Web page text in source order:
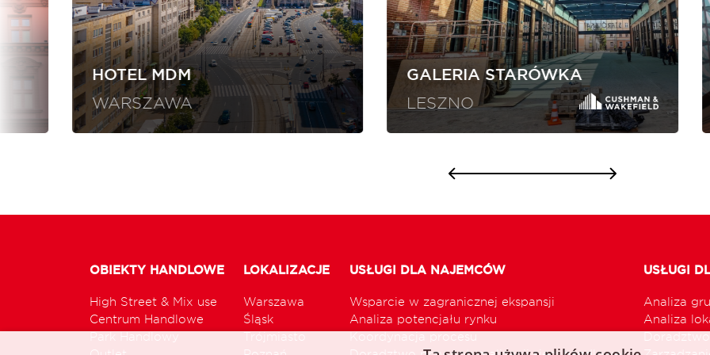
HOTEL MDM
WARSZAWA
GALERIA STARÓWKA
LESZNO
OBIEKTY HANDLOWE
High Street & Mix use
Centrum Handlowe
Park Handlowy
LOKALIZACJE
Warszawa
Śląsk
Trójmiasto
USŁUGI DLA NAJEMCÓW
Wsparcie w zagranicznej ekspansji
Analiza potencjału rynku
Koordynacja procesu
USŁUGI
Analiza
Analiza